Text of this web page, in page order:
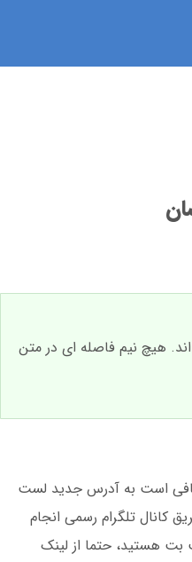
شده اند. هیچ نیم فاصله ای در متن
سایت لست بت، کافی است به آدرس جدید لست
کانال تلگرام رسمی انجام
هستید، حتما از لینک